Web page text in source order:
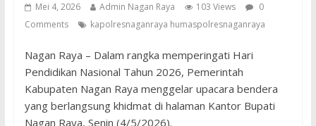
Mei 4, 2026 Admin Nagan Raya 103 Views
0
Comments
kapolresnaganraya humaspolresnaganraya
Nagan Raya – Dalam rangka memperingati Hari
Pendidikan Nasional Tahun 2026, Pemerintah
Kabupaten Nagan Raya menggelar upacara bendera
yang berlangsung khidmat di halaman Kantor Bupati
Nagan Raya, Senin (4/5/2026).